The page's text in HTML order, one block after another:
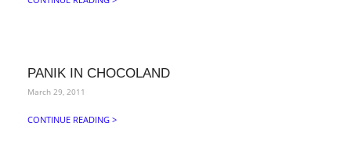
PANIK IN CHOCOLAND
March 29, 2011
CONTINUE READING >